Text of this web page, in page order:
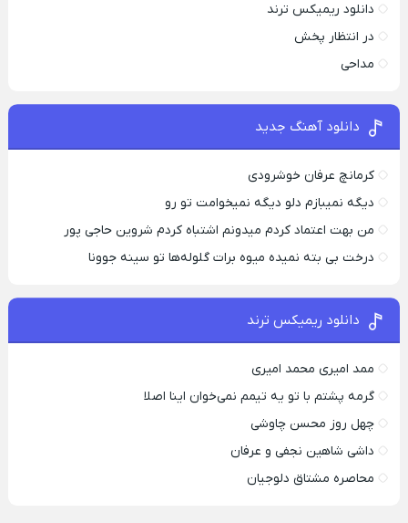
دانلود ریمیکس ترند
در انتظار پخش
مداحی
دانلود آهنگ جدید
کرمانچ عرفان خوشرودی
دیگه نمیبازم دلو دیگه نمیخوامت تو رو
من بهت اعتماد کردم میدونم اشتباه کردم شروین حاجی پور
درخت بی بته نمیده میوه برات گلوله‌ها تو سینه جوونا
دانلود ریمیکس ترند
ممد امیری محمد امیری
گرمه پشتم با تو یه تیمم نمی‌خوان اینا اصلا
چهل روز محسن چاوشی
داشی شاهین نجفی و عرفان
محاصره مشتاق دلوجیان